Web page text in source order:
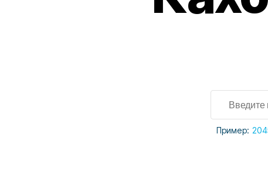
Пример: